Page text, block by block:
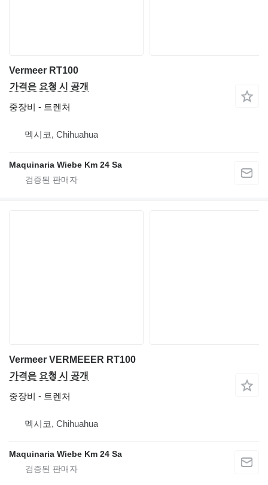
Vermeer RT100
가격은 요청 시 공개
중장비 - 트렌처
멕시코, Chihuahua
Maquinaria Wiebe Km 24 Sa
Vermeer VERMEEER RT100
가격은 요청 시 공개
중장비 - 트렌처
멕시코, Chihuahua
Maquinaria Wiebe Km 24 Sa